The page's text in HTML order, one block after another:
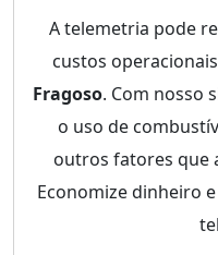
A telemetria pode
custos
Fragoso. Com nosso
o uso de
outros fatores que
Economize dinheiro